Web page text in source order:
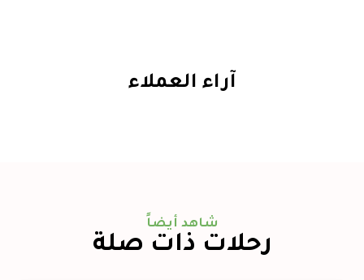
آراء العملاء
شاهد أيضاً
رحلات ذات صلة